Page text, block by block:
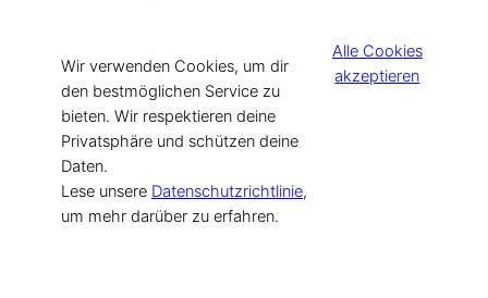
[current_year] VISIT-X. Made with
for Models & Influencers!
Wir verwenden Cookies, um dir
den bestmöglichen Service zu
bieten. Wir respektieren deine
Privatsphäre und schützen deine
Daten.
Lese unsere Datenschutzrichtlinie,
um mehr darüber zu erfahren.
Alle Cookies
akzeptieren